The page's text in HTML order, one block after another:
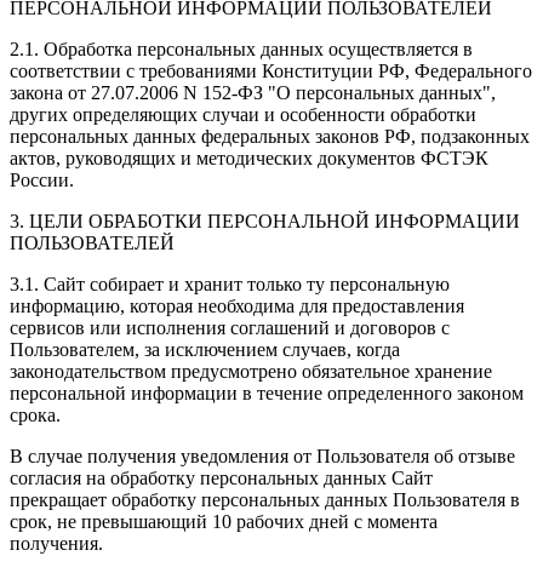
ПЕРСОНАЛЬНОЙ ИНФОРМАЦИИ ПОЛЬЗОВАТЕЛЕЙ
2.1. Обработка персональных данных осуществляется в
соответствии с требованиями Конституции РФ, Федерального
закона от 27.07.2006 N 152-ФЗ "О персональных данных",
других определяющих случаи и особенности обработки
персональных данных федеральных законов РФ, подзаконных
актов, руководящих и методических документов ФСТЭК
России.
3. ЦЕЛИ ОБРАБОТКИ ПЕРСОНАЛЬНОЙ ИНФОРМАЦИИ
ПОЛЬЗОВАТЕЛЕЙ
3.1. Сайт собирает и хранит только ту персональную
информацию, которая необходима для предоставления
сервисов или исполнения соглашений и договоров с
Пользователем, за исключением случаев, когда
законодательством предусмотрено обязательное хранение
персональной информации в течение определенного законом
срока.
В случае получения уведомления от Пользователя об отзыве
согласия на обработку персональных данных Сайт
прекращает обработку персональных данных Пользователя в
срок, не превышающий 10 рабочих дней с момента
получения.